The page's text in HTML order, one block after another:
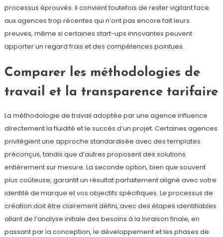
processus éprouvés. Il convient toutefois de rester vigilant face
aux agences trop récentes qui n’ont pas encore fait leurs
preuves, même si certaines start-ups innovantes peuvent
apporter un regard frais et des compétences pointues.
Comparer les méthodologies de
travail et la transparence tarifaire
La méthodologie de travail adoptée par une agence influence
directement la fluidité et le succès d’un projet. Certaines agences
privilégient une approche standardisée avec des templates
préconçus, tandis que d’autres proposent des solutions
entièrement sur mesure. La seconde option, bien que souvent
plus coûteuse, garantit un résultat parfaitement aligné avec votre
identité de marque et vos objectifs spécifiques. Le processus de
création doit être clairement défini, avec des étapes identifiables
allant de l’analyse initiale des besoins à la livraison finale, en
passant par la conception, le développement et les phases de